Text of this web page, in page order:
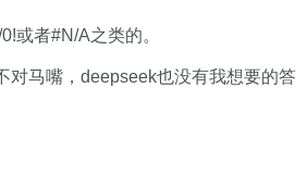
或者#N/A之类的。
对马嘴，deepseek也没有我想要的答